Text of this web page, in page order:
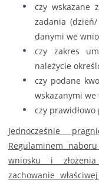
czy wskazane
zadania
danymi we
czy zakres
należycie
czy podane
wskazanymi we
czy
Jednocześnie
Regulaminem
wniosku i
zachowanie